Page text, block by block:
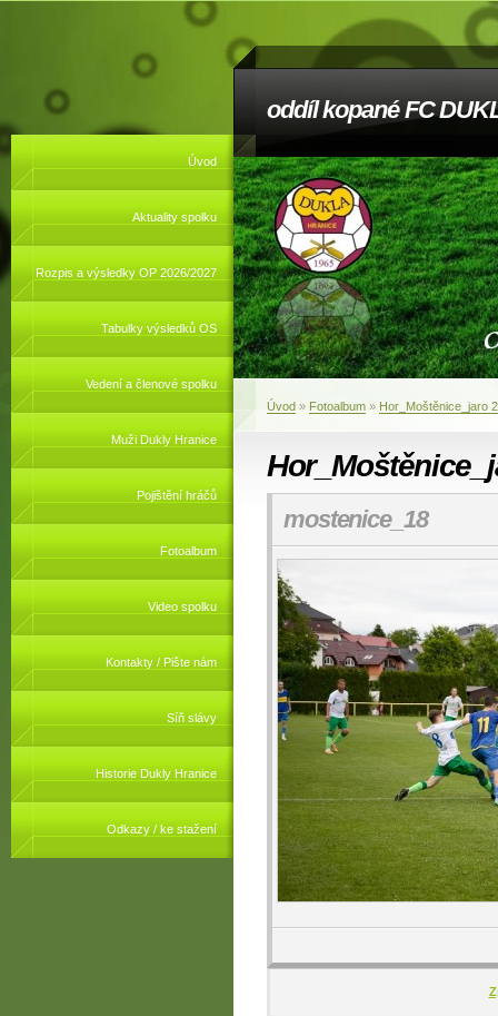
oddíl kopané FC
Úvod
Aktuality spolku
Rozpis a výsledky OP 2026/2027
Tabulky výsledků OS
Vedení a členové spolku
Muži Dukly Hranice
Pojištění hráčů
Fotoalbum
Video spolku
Kontakty / Pište nám
Síň slávy
Historie Dukly Hranice
Odkazy / ke stažení
Úvod » Fotoalbum » Hor_Moštěnice_jaro
mostenice_18